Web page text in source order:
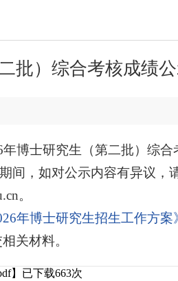
批）综合考核成绩
博士研究生（第二批）综合
间，如对公示内容有异议，
。
年博士研究生招生工作方案
关材料。
】已下载663次